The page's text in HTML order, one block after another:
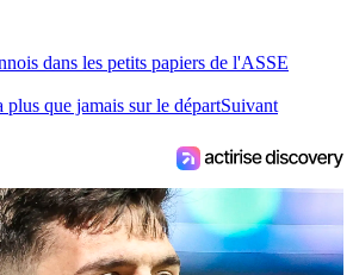
dans les petits papiers de l'ASSE
que jamais sur le départSuivant